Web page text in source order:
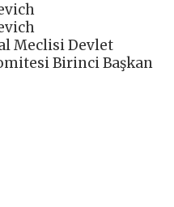
Meclisi Devlet
Birinci Başkan